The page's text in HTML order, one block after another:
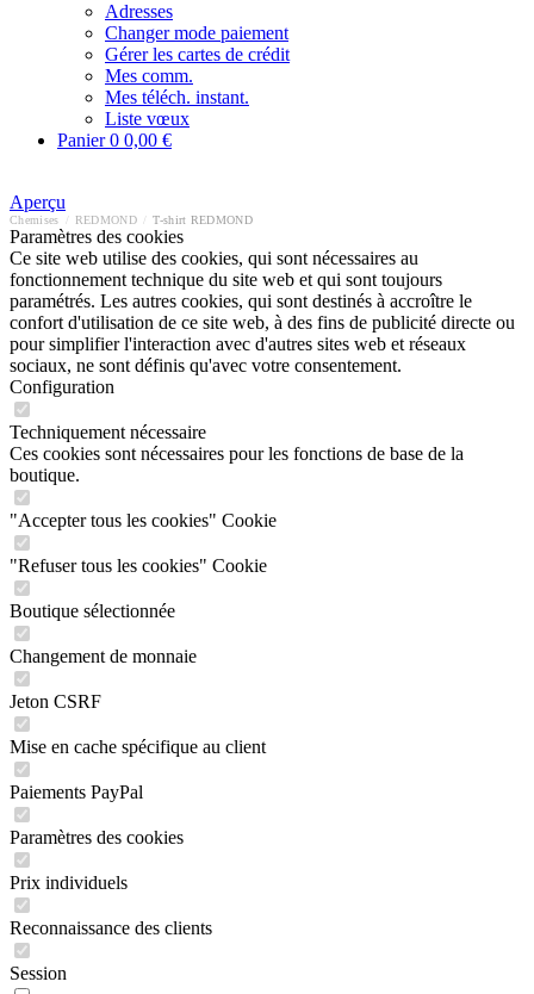
Adresses
Changer mode paiement
Gérer les cartes de crédit
Mes comm.
Mes téléch. instant.
Liste vœux
Panier0 0,00 €
Aperçu
Chemises REDMOND T-shirt REDMOND
Paramètres des cookies
Ce site web utilise des cookies, qui sont nécessaires au
fonctionnement technique du site web et qui sont toujours
paramétrés. Les autres cookies, qui sont destinés à accroître le
confort d'utilisation de ce site web, à des fins de publicité directe ou
pour simplifier l'interaction avec d'autres sites web et réseaux
sociaux, ne sont définis qu'avec votre consentement.
Configuration
Techniquement nécessaire
Ces cookies sont nécessaires pour les fonctions de base de la
boutique.
"Accepter tous les cookies" Cookie
"Refuser tous les cookies" Cookie
Boutique sélectionnée
Changement de monnaie
Jeton CSRF
Mise en cache spécifique au client
Paiements PayPal
Paramètres des cookies
Prix individuels
Reconnaissance des clients
Session